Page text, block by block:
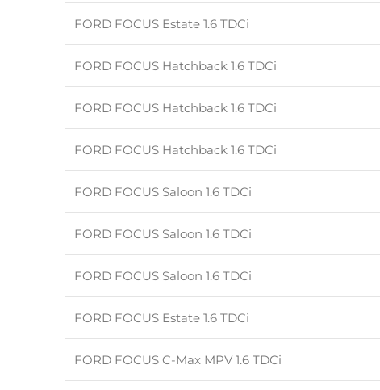
FORD FOCUS Estate 1.6 TDCi
FORD FOCUS Hatchback 1.6 TDCi
FORD FOCUS Hatchback 1.6 TDCi
FORD FOCUS Hatchback 1.6 TDCi
FORD FOCUS Saloon 1.6 TDCi
FORD FOCUS Saloon 1.6 TDCi
FORD FOCUS Saloon 1.6 TDCi
FORD FOCUS Estate 1.6 TDCi
FORD FOCUS C-Max MPV 1.6 TDCi